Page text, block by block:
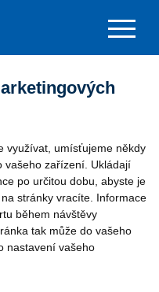
využívat, umísťujeme někdy
vašeho zařízení. Ukládají
po určitou dobu, abyste je
stránky vracíte. Informace
během návštěvy
tak může do vašeho
nastavení vašeho